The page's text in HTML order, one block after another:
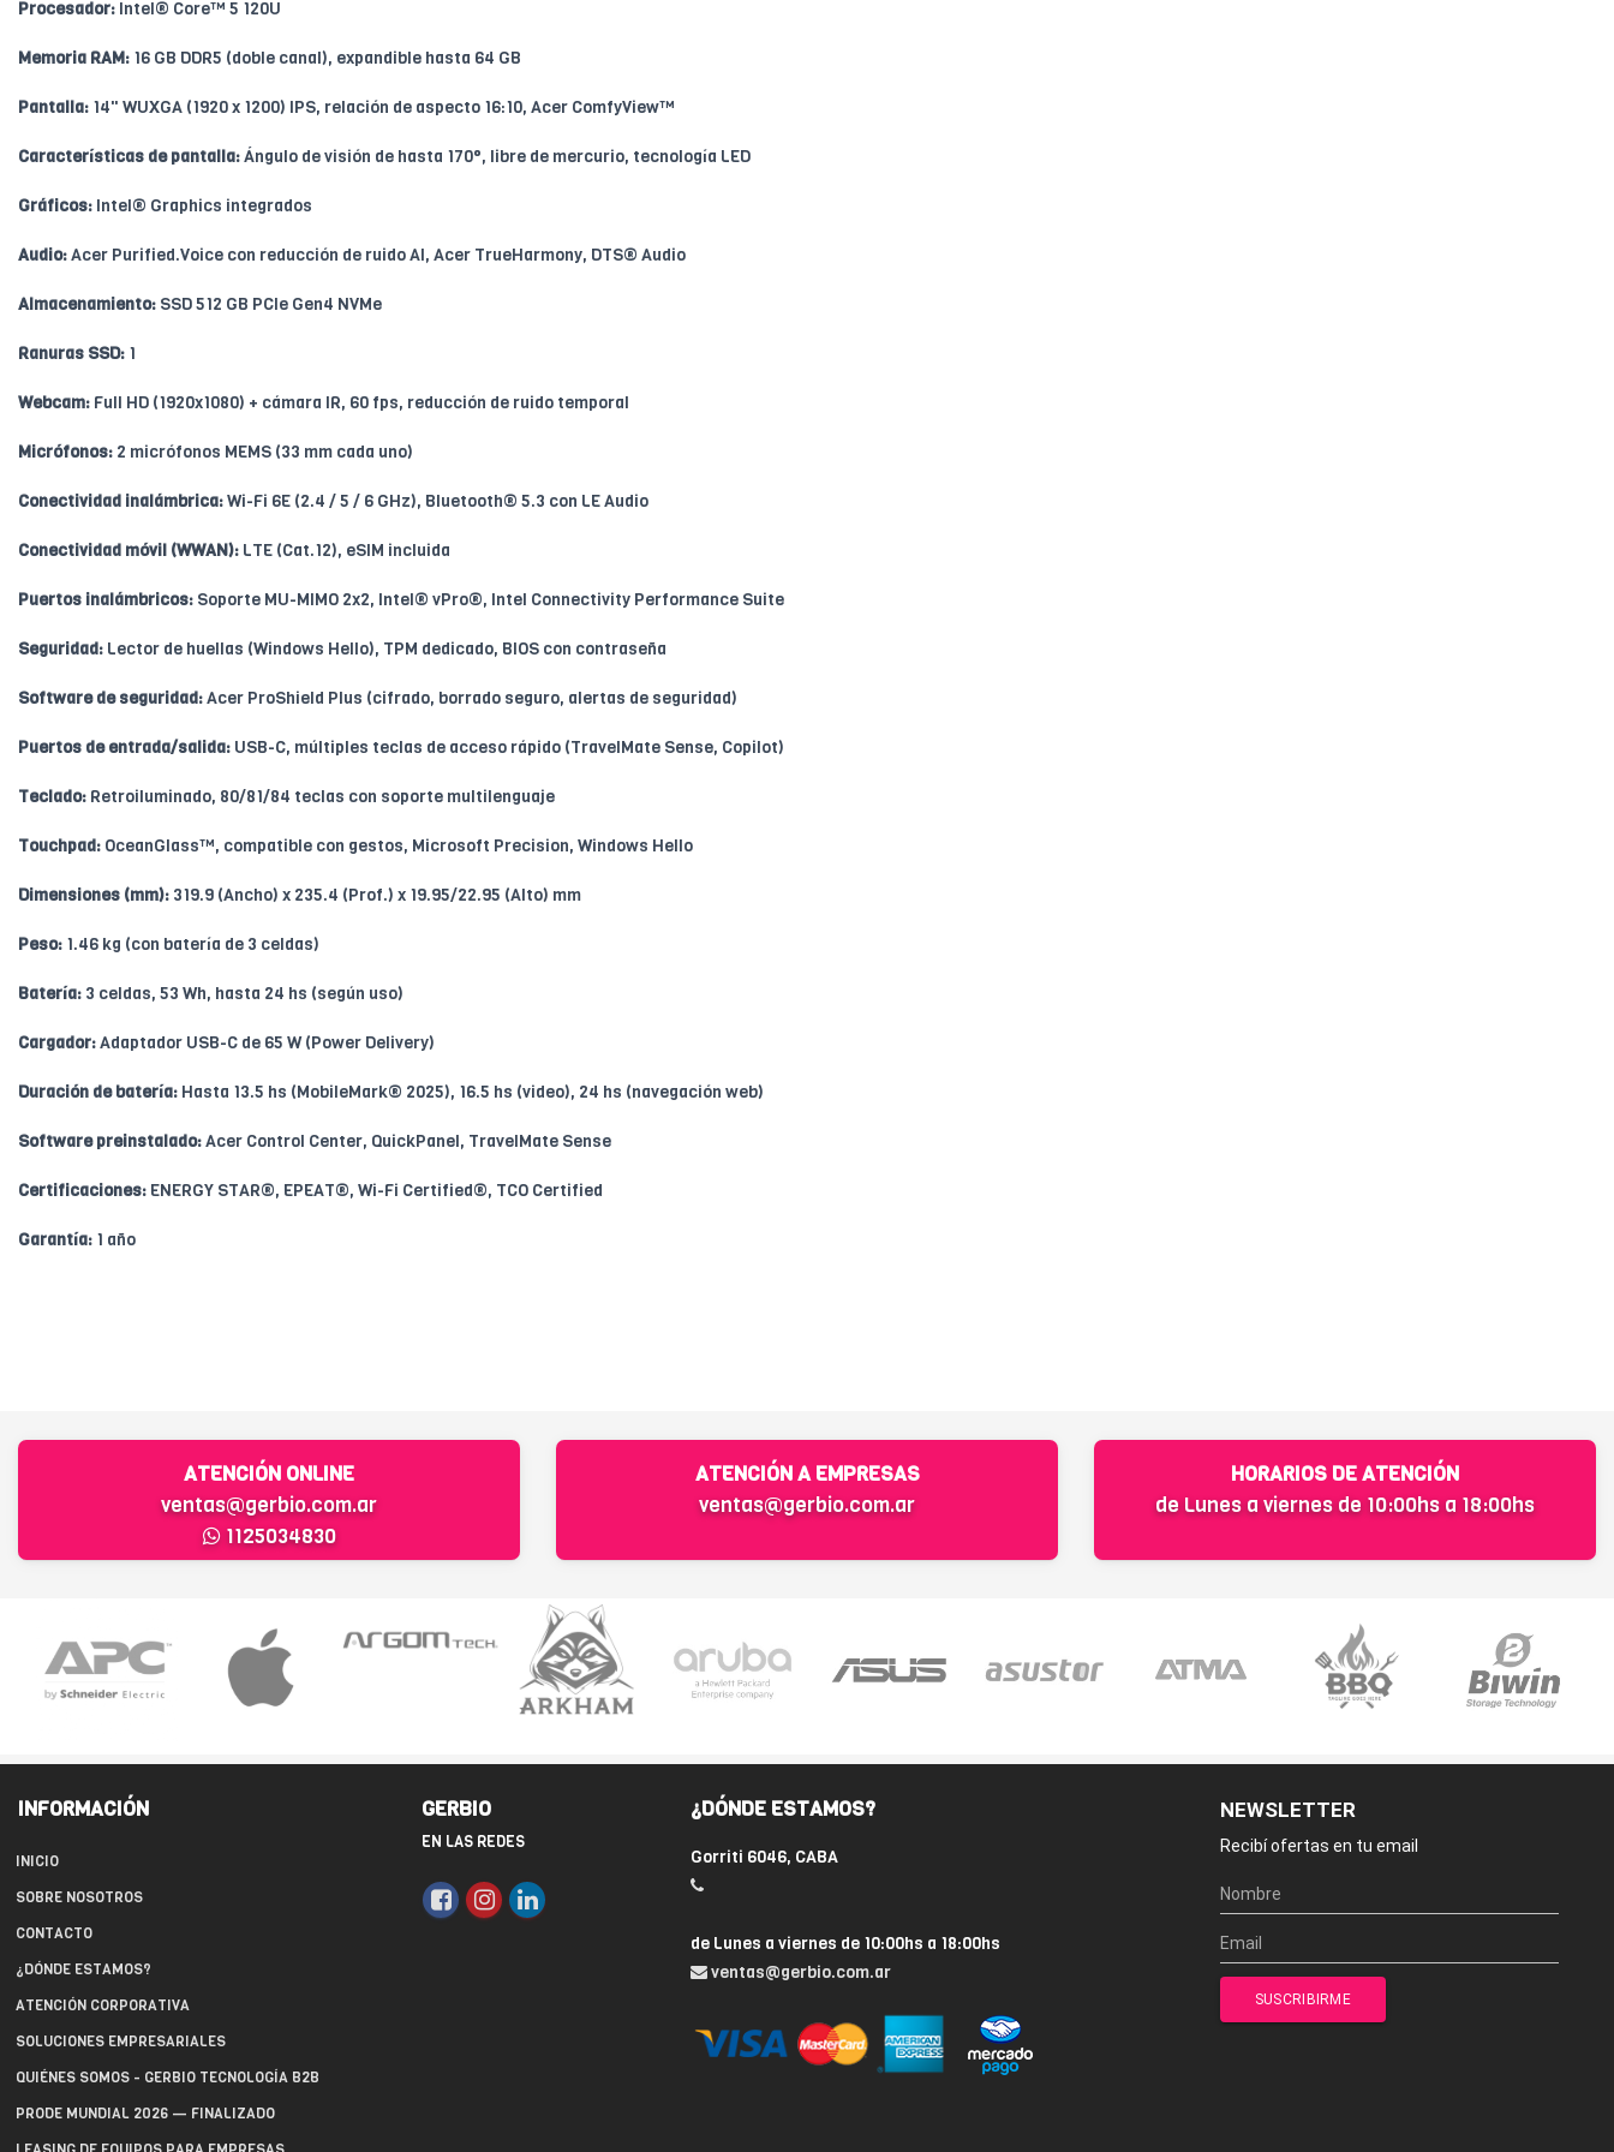
Procesador: Intel® Core™ 5 120U
Memoria RAM: 16 GB DDR5 (doble canal), expandible hasta 64 GB
Pantalla: 14" WUXGA (1920 x 1200) IPS, relación de aspecto 16:10, Acer ComfyView™
Características de pantalla:Ángulo de visión de hasta 170°, libre de mercurio, tecnología LED
Gráficos: Intel® Graphics integrados
Audio:Acer Purified.Voice con reducción de ruido AI, Acer TrueHarmony, DTS® Audio
Almacenamiento: SSD 512 GB PCIe Gen4 NVMe
Ranuras SSD: 1
Webcam: Full HD (1920x1080) + cámara IR, 60 fps, reducción de ruido temporal
Micrófonos: 2 micrófonos MEMS (33 mm cada uno)
Conectividad inalámbrica:Wi-Fi 6E (2.4 / 5 / 6 GHz), Bluetooth® 5.3 con LE Audio
Conectividad móvil (WWAN): LTE (Cat.12), eSIM incluida
Puertos inalámbricos: Soporte MU-MIMO 2x2, Intel® vPro®, Intel Connectivity Performance Suite
Seguridad: Lector de huellas (Windows Hello), TPM dedicado, BIOS con contraseña
Software de seguridad:Acer ProShield Plus (cifrado, borrado seguro, alertas de seguridad)
Puertos de entrada/salida: USB-C, múltiples teclas de acceso rápido (TravelMate Sense, Copilot)
Teclado: Retroiluminado, 80/81/84 teclas con soporte multilenguaje
Touchpad: OceanGlass™, compatible con gestos, Microsoft Precision, Windows Hello
Dimensiones (mm): 319.9 (Ancho) x 235.4 (Prof.) x 19.95/22.95 (Alto) mm
Peso: 1.46 kg (con batería de 3 celdas)
Batería: 3 celdas, 53 Wh, hasta 24 hs (según uso)
Cargador:Adaptador USB-C de 65 W (Power Delivery)
Duración de batería: Hasta 13.5 hs (MobileMark® 2025), 16.5 hs (video), 24 hs (navegación web)
Software preinstalado:Acer Control Center, QuickPanel, TravelMate Sense
Certificaciones: ENERGY STAR®, EPEAT®, Wi-Fi Certified®, TCO Certified
Garantía: 1 año
ATENCIÓN ONLINE
ventas@gerbio.com.ar
1125034830
ATENCIÓN A EMPRESAS
ventas@gerbio.com.ar
HORARIOS DE ATENCIÓN
de Lunes a viernes de 10:00hs a 18:00hs
INFORMACIÓN
INICIO
SOBRE NOSOTROS
CONTACTO
¿DÓNDE ESTAMOS?
ATENCIÓN CORPORATIVA
SOLUCIONES EMPRESARIALES
QUIÉNES SOMOS - GERBIO TECNOLOGÍA B2B
PRODE MUNDIAL 2026 — FINALIZADO
GERBIO
EN LAS REDES
¿DÓNDE ESTAMOS?
Gorriti 6046, CABA
de Lunes a viernes de 10:00hs a 18:00hs
ventas@gerbio.com.ar
NEWSLETTER
Recibí ofertas en tu email